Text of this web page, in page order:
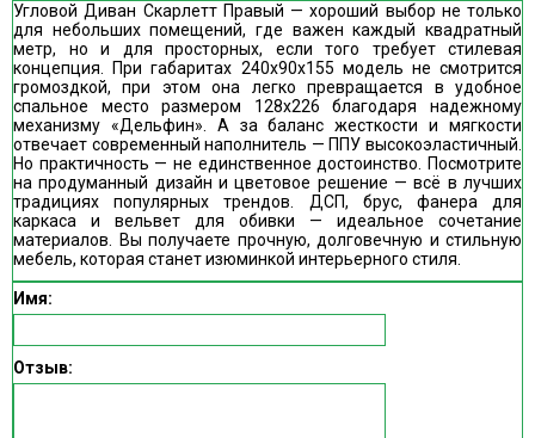
Угловой Диван Скарлетт Правый — хороший выбор не только
для небольших помещений, где важен каждый квадратный
метр, но и для просторных, если того требует стилевая
концепция. При габаритах 240х90х155 модель не смотрится
громоздкой, при этом она легко превращается в удобное
спальное место размером 128х226 благодаря надежному
механизму «Дельфин». А за баланс жесткости и мягкости
отвечает современный наполнитель — ППУ высокоэластичный.
Но практичность — не единственное достоинство. Посмотрите
на продуманный дизайн и цветовое решение — всё в лучших
традициях популярных трендов. ДСП, брус, фанера для
каркаса и вельвет для обивки — идеальное сочетание
материалов. Вы получаете прочную, долговечную и стильную
мебель, которая станет изюминкой интерьерного стиля.
Имя:
Отзыв: